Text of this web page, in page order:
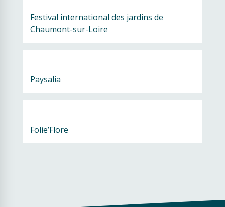
Festival international des jardins de
Chaumont-sur-Loire
Paysalia
Folie’Flore